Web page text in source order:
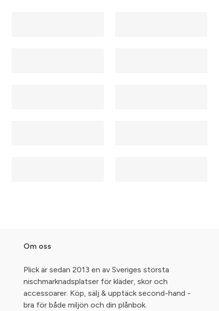
Om oss
Plick är sedan 2013 en av Sveriges största
nischmarknadsplatser för kläder, skor och
accessoarer. Köp, sälj & upptäck second-hand -
bra för både miljön och din plånbok.